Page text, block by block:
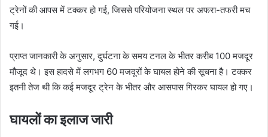
ट्रेनों की आपस में टक्कर हो गई, जिससे परियोजना स्थल पर अफरा-तफरी मच
गई।
प्राप्त जानकारी के अनुसार, दुर्घटना के समय टनल के भीतर करीब 100 मजदूर
मौजूद थे। इस हादसे में लगभग 60 मजदूरों के घायल होने की सूचना है। टक्कर
इतनी तेज थी कि कई मजदूर ट्रेन के भीतर और आसपास गिरकर घायल हो गए।
घायलों का इलाज जारी